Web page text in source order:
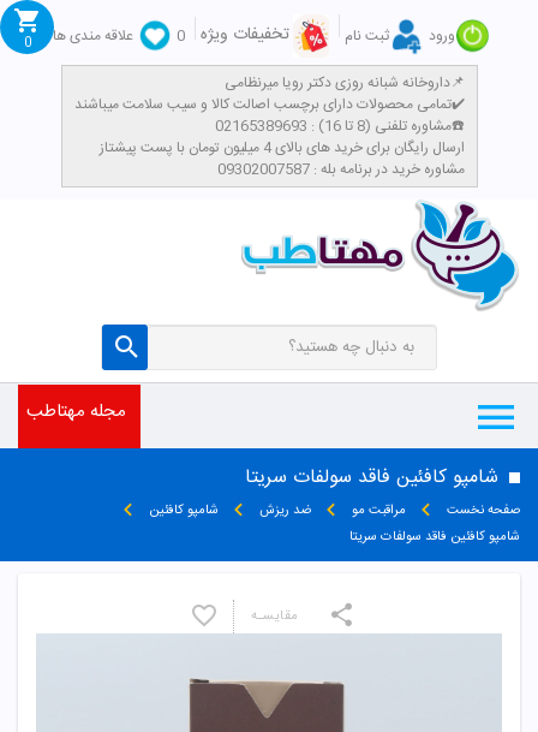
ورود ثبت نام تخفیفات ویژه 0
علاقه مندی ها
داروخانه شبانه روزی دکتر رویا میرنظامی📌
تمامی محصولات دارای برچسب اصالت کالا و سیب سلامت میباشند✔️
مشاوره تلفنی (8 تا 16) : 02165389693☎️
​ارسال رایگان برای خرید های بالای 4 میلیون تومان با پست پیشتاز
مشاوره خرید در برنامه بله : 09302007587
0
مجله مهتاطب
شامپو کافئین فاقد سولفات سریتا
صفحه نخست مراقبت مو ضد ریزش
شامپو کافئین
شامپو کافئین فاقد سولفات سریتا
مقایسـه